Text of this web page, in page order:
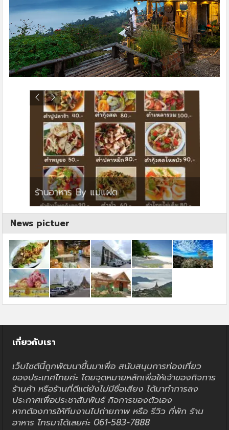
ร้านอาหาร By แม่แฝด
News pictuer
เกี่ยวกับเรา
เว็บไซต์นี้ถูกพัฒนาขึ้นมาเพื่อ สนับสนุนการท่องเที่ยว
ของประเทศไทยค่ะ โดยจุดหมายหลักเพื่อให้เจ้าของกิจการ
ร้านค้า หรือร้านที่ดีแต่ยังไม่มีชื่อเสียง ได้มาทำการลง
ประกาศเพื่อประชาสัมพันธ์ กิจการของตัวเอง
หากต้องการให้ทีมงานไปถ่ายภาพ หรือ รีวิว ที่พัก ร้าน
อาหาร โทรมาได้เลยค่ะ 061-583-7888